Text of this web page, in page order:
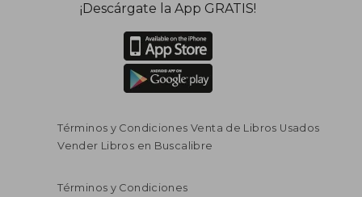
¡Descárgate la App GRATIS!
Términos y Condiciones Venta de Libros Usados
Vender Libros en Buscalibre
Términos y Condiciones